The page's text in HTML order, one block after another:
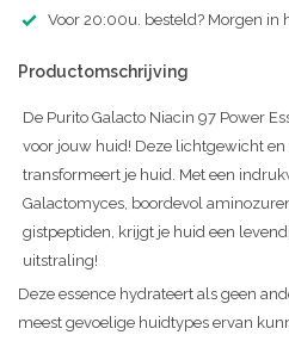
Voor 20:00u. besteld? Morgen in
Productomschrijving
De Purito Galacto Niacin 97 Power
voor jouw huid! Deze lichtgewicht
transformeert je huid. Met een
Galactomyces, boordevol
gistpeptiden, krijgt je huid een
uitstraling!
Deze essence hydrateert als geen
meest gevoelige huidtypes ervan